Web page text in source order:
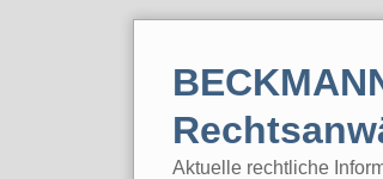
Aktuelle rechtliche